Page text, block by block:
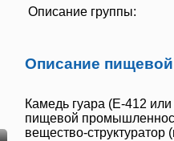
Описание группы:
Описание
Камедь гуара (E-412 или
пищевой
вещество-